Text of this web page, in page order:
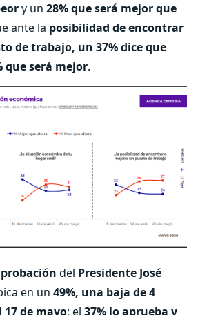
y un 28% que será mejor que
ante la posibilidad de encontrar
de trabajo, un 37% dice que
que será mejor.
del Presidente José
en un 49%, una baja de 4
de mayo; el 37% lo aprueba y